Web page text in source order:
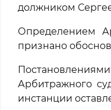
должником
Определением
признано
Арбитражного
инстанции